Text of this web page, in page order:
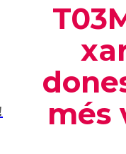
més